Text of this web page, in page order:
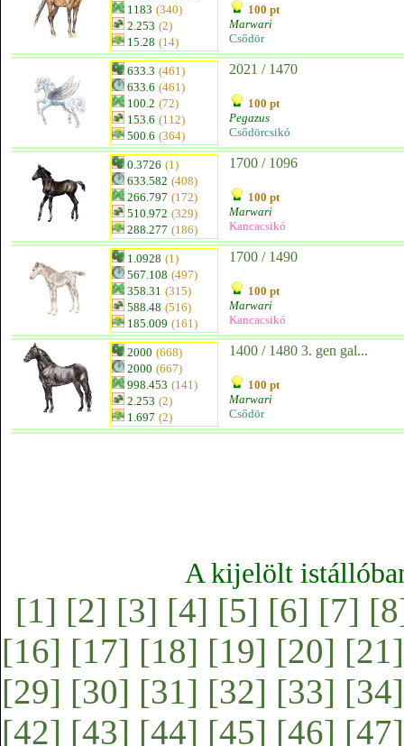
1183 (340)
2.253 (2)
15.28 (14)
100 pt
Marwari
Csődör
633.3 (461)
633.6 (461)
100.2 (72)
153.6 (112)
500.6 (364)
2021 / 1470
100 pt
Pegazus
Csődörcsikó
0.3726 (1)
633.582 (408)
266.797 (172)
510.972 (329)
288.277 (186)
1700 / 1096
100 pt
Marwari
Kancacsikó
1.0928 (1)
567.108 (497)
358.31 (315)
588.48 (516)
185.009 (161)
1700 / 1490
100 pt
Marwari
Kancacsikó
2000 (668)
2000 (667)
998.453 (141)
2.253 (2)
1.697 (2)
1400 / 1480 3. gen gal...
100 pt
Marwari
Csődör
A kijelölt
[1] [2] [3] [4] [5] [6] [7]
[16] [17] [18] [19] [20] [21]
[29] [30] [31] [32] [33] [34]
[42] [43] [44] [45] [46] [47]